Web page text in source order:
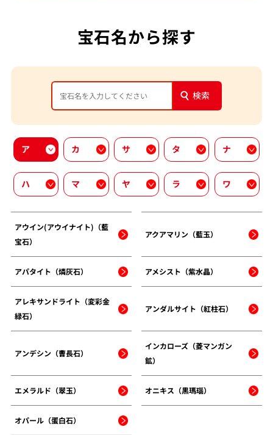
宝石名から探す
検索
ア カ サ タ ナ
ハ マ ヤ ラ ワ
アウイン(アウイナイト)（藍
宝石）
アクアマリン（藍玉）
アパタイト（燐灰石） アメシスト（紫水晶）
アレキサンドライト（変彩金
緑石）
アンダルサイト（紅柱石）
アンデシン（曹長石）
インカローズ（菱マンガン
鉱）
エメラルド（翠玉） オニキス（黒瑪瑙）
オパール（蛋白石）